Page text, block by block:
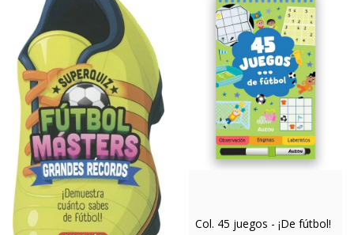
Col. 45 juegos - ¡De fútbol!